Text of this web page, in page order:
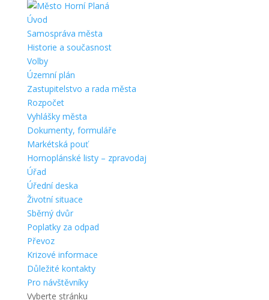
Úvod
Samospráva města
Historie a současnost
Volby
Územní plán
Zastupitelstvo a rada města
Rozpočet
Vyhlášky města
Dokumenty, formuláře
Markétská pouť
Hornoplánské listy – zpravodaj
Úřad
Úřední deska
Životní situace
Sběrný dvůr
Poplatky za odpad
Převoz
Krizové informace
Důležité kontakty
Pro návštěvníky
Vyberte stránku